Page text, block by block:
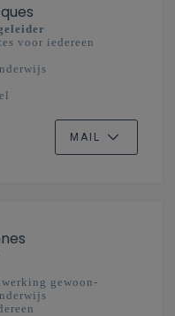
voor iedereen
MAIL
gewoon-